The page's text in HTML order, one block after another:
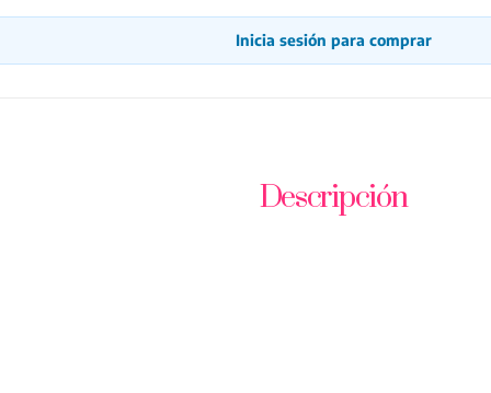
Inicia sesión para comprar
Descripción